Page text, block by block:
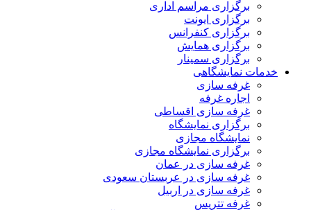
برگزاری مراسم اداری
برگزاری ایونت
برگزاری کنفرانس
برگزاری همایش
برگزاری سمینار
خدمات نمایشگاهی
غرفه سازی
اجاره غرفه
غرفه سازی اقساطی
برگزاری نمایشگاه
نمایشگاه مجازی
برگزاری نمایشگاه مجازی
غرفه سازی در عمان
غرفه سازی در عربستان سعودی
غرفه سازی در اربیل
غرفه تتریس